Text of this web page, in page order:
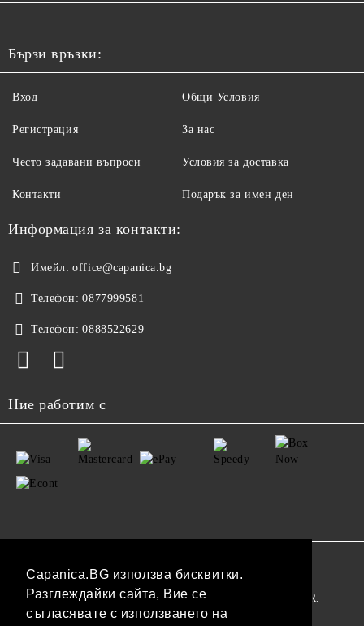
Capanica.BG използва бисквитки.
Разглеждайки сайта, Вие се
съгласявате с използването на
Бързи връзки:
Вход
Регистрация
Често задавани въпроси
Контакти
Общи Условия
За нас
Условия за доставка
Подарък за имен ден
Информация за контакти:
Имейл: office@capanica.bg
Телефон: 0877999581
Телефон: 0888522629
Ние работим с
Нашият онлайн магазин е 100% съобразен с GDPR.